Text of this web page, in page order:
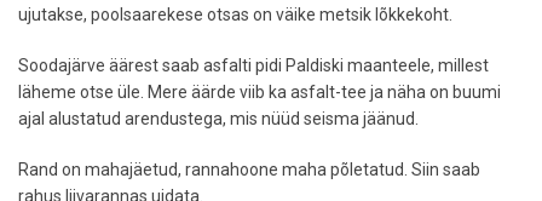
ujutakse, poolsaarekese otsas on väike metsik lõkkekoht.
Soodajärve äärest saab asfalti pidi Paldiski maanteele, millest
läheme otse üle. Mere äärde viib ka asfalt-tee ja näha on buumi
ajal alustatud arendustega, mis nüüd seisma jäänud.
Rand on mahajäetud, rannahoone maha põletatud. Siin saab
rahus liivarannas uidata.